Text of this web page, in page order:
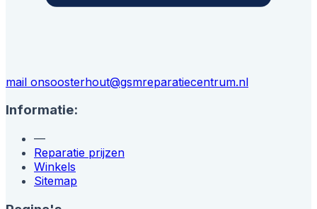
mail onsoosterhout@gsmreparatiecentrum.nl
Informatie:
—
Reparatie prijzen
Winkels
Sitemap